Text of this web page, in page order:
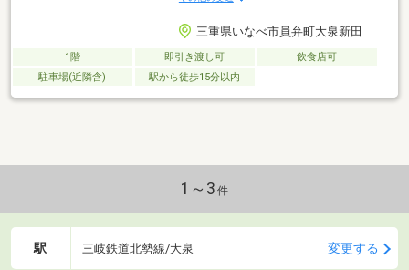
三重県いなべ市員弁町大泉新田
1階 即引き渡し可
飲食店可
駐車場(近隣含)
駅から徒歩15分以内
1～3 件
駅 三岐鉄道北勢線/大泉 変更する